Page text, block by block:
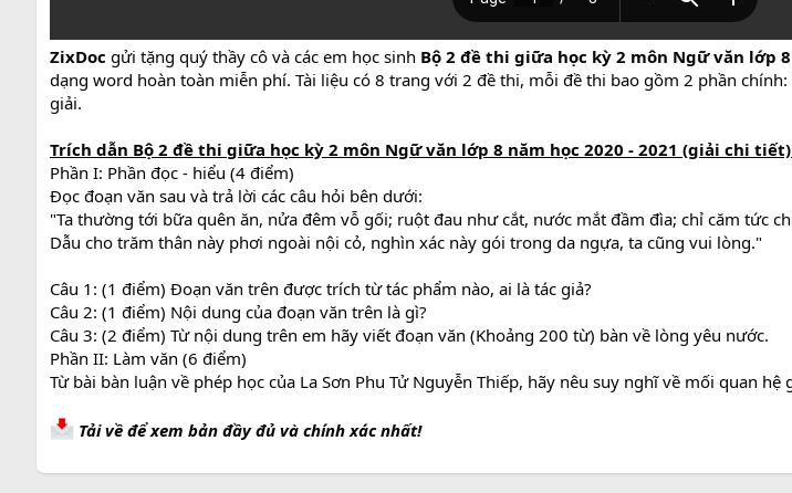
ZixDoc gửi tặng quý thầy cô và các em học sinh Bộ 2 đề thi giữa học kỳ 2 môn Ngữ văn lớp
dạng word hoàn toàn miễn phí. Tài liệu có 8 trang với 2 đề thi, mỗi đề thi bao gồm 2 phần
giải.
Trích dẫn Bộ 2 đề thi giữa học kỳ 2 môn Ngữ văn lớp 8 năm học 2020 - 2021 (giải chi tiết)
Phần I: Phần đọc - hiểu (4 điểm)
Đọc đoạn văn sau và trả lời các câu hỏi bên dưới:
"Ta thường tới bữa quên ăn, nửa đêm vỗ gối; ruột đau như cắt, nước mắt đầm đìa; chỉ căm tức
Dẫu cho trăm thân này phơi ngoài nội cỏ, nghìn xác này gói trong da ngựa, ta cũng vui lòng."
Câu 1: (1 điểm) Đoạn văn trên được trích từ tác phẩm nào, ai là tác giả?
Câu 2: (1 điểm) Nội dung của đoạn văn trên là gì?
Câu 3: (2 điểm) Từ nội dung trên em hãy viết đoạn văn (Khoảng 200 từ) bàn về lòng yêu nước.
Phần II: Làm văn (6 điểm)
Từ bài bàn luận về phép học của La Sơn Phu Tử Nguyễn Thiếp, hãy nêu suy nghĩ về mối quan hệ
Tải về để xem bản đầy đủ và chính xác nhất!